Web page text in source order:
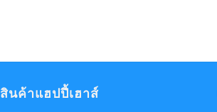
สินค้าแฮปปี้เฮาส์